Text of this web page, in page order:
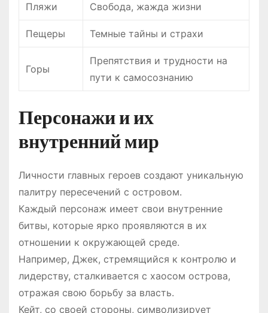
Пляжи Свобода, жажда жизни
Пещеры Темные тайны и страхи
Горы
Препятствия и трудности на
пути к самосознанию
Персонажи и их
внутренний мир
Личности главных героев создают уникальную
палитру пересечений с островом.
Каждый персонаж имеет свои внутренние
битвы, которые ярко проявляются в их
отношении к окружающей среде.
Например, Джек, стремящийся к контролю и
лидерству, сталкивается с хаосом острова,
отражая свою борьбу за власть.
Кейт, со своей стороны, символизирует